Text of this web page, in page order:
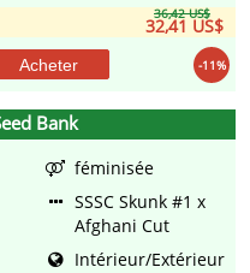
36,42 US$
32,41 US$
-11%
Acheter
Bank
féminisée
SSSC Skunk #1 x
Afghani Cut
Intérieur/Extérieur